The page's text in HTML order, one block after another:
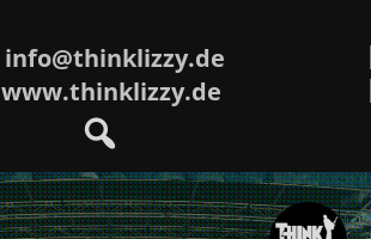
info@thinklizzy.de
www.thinklizzy.de